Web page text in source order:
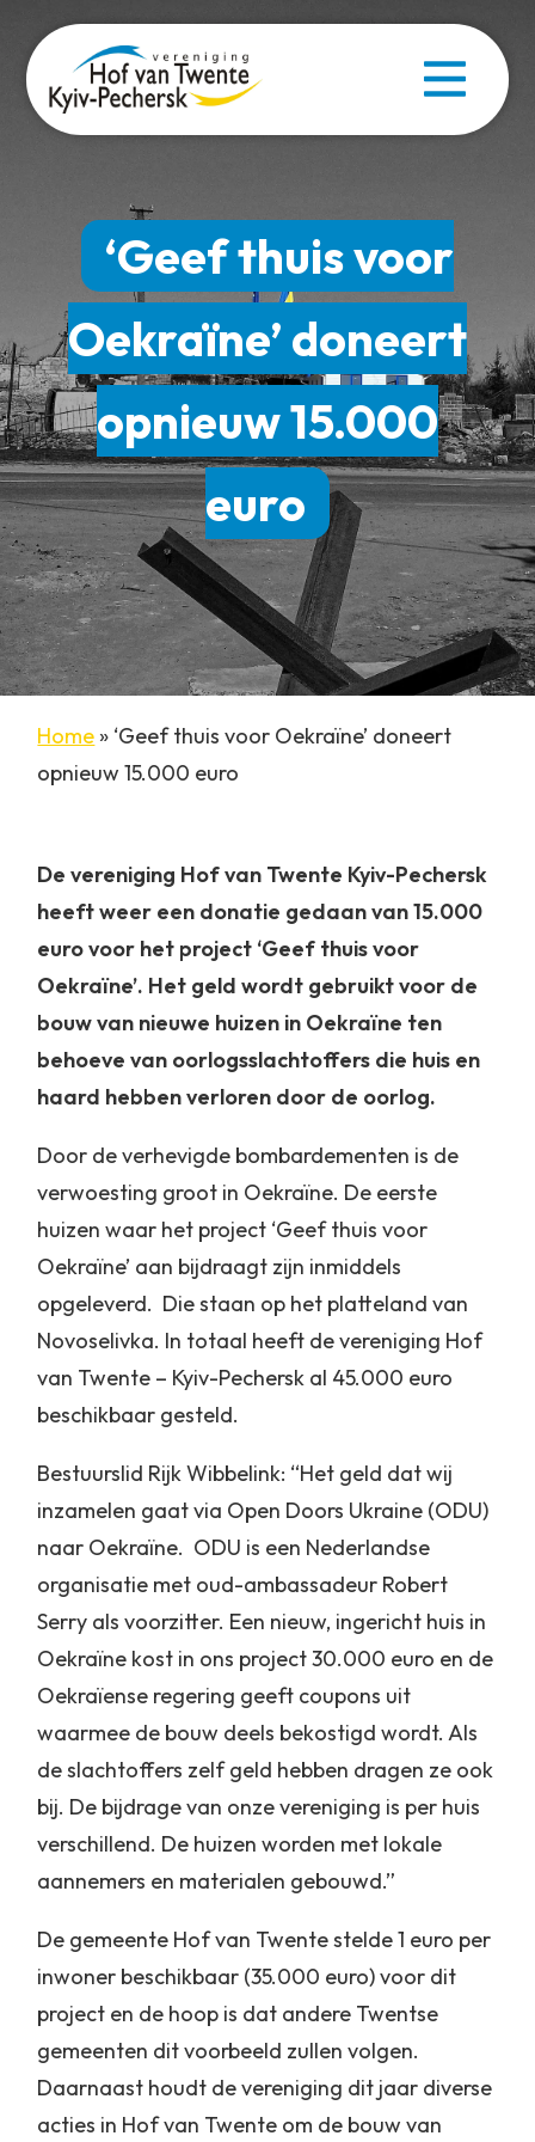
‘Geef thuis voor
Oekraïne’ doneert
opnieuw 15.000
euro
Home » ‘Geef thuis voor Oekraïne’ doneert
opnieuw 15.000 euro
De vereniging Hof van Twente Kyiv-Pechersk
heeft weer een donatie gedaan van 15.000
euro voor het project ‘Geef thuis voor
Oekraïne’. Het geld wordt gebruikt voor de
bouw van nieuwe huizen in Oekraïne ten
behoeve van oorlogsslachtoffers die huis en
haard hebben verloren door de oorlog.
Door de verhevigde bombardementen is de
verwoesting groot in Oekraïne. De eerste
huizen waar het project ‘Geef thuis voor
Oekraïne’ aan bijdraagt zijn inmiddels
opgeleverd. Die staan op het platteland van
Novoselivka. In totaal heeft de vereniging Hof
van Twente – Kyiv-Pechersk al 45.000 euro
beschikbaar gesteld.
Bestuurslid Rijk Wibbelink: “Het geld dat wij
inzamelen gaat via Open Doors Ukraine (ODU)
naar Oekraïne. ODU is een Nederlandse
organisatie met oud-ambassadeur Robert
Serry als voorzitter. Een nieuw, ingericht huis in
Oekraïne kost in ons project 30.000 euro en de
Oekraïense regering geeft coupons uit
waarmee de bouw deels bekostigd wordt. Als
de slachtoffers zelf geld hebben dragen ze ook
bij. De bijdrage van onze vereniging is per huis
verschillend. De huizen worden met lokale
aannemers en materialen gebouwd.”
De gemeente Hof van Twente stelde 1 euro per
inwoner beschikbaar (35.000 euro) voor dit
project en de hoop is dat andere Twentse
gemeenten dit voorbeeld zullen volgen.
Daarnaast houdt de vereniging dit jaar diverse
acties in Hof van Twente om de bouw van